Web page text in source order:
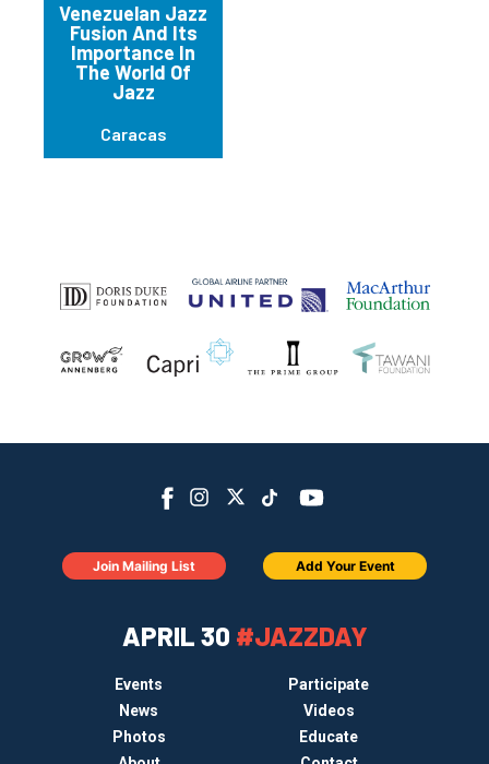
Venezuelan Jazz
Fusion And Its
Importance In
The World Of
Jazz
Caracas
APRIL 30 #JAZZDAY
Events
Participate
News
Videos
Photos
Educate
Join Mailing List Add Your Event